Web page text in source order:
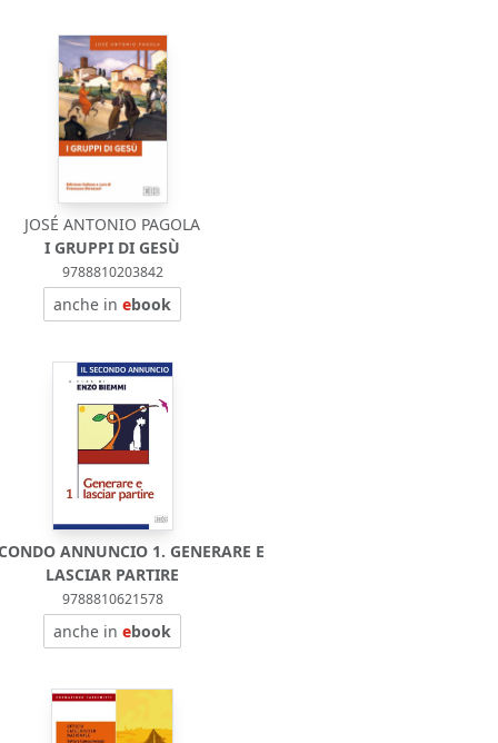
JOSÉ ANTONIO PAGOLA
I GRUPPI DI GESÙ
9788810203842
anche inebook
ANNUNCIO 1. GENERARE E
LASCIAR PARTIRE
9788810621578
anche inebook